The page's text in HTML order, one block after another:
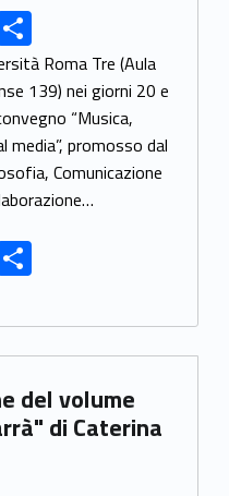
S
h
ar
e
Roma Tre (Aula
139) nei giorni 20 e
“Musica,
media”, promosso dal
Comunicazione
S
ar
e
del volume
di Caterina